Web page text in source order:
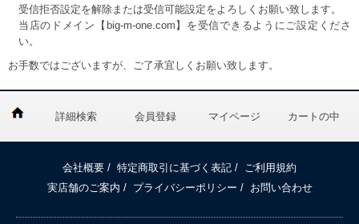
受信拒否設定を解除または受信可能設定をよろしくお願い致します。
当店のドメイン【big-m-one.com】を受信できるようにご設定くださ
い。
お手数ではございますが、ご了承宜しくお願い致します。
詳細検索 会員登録 マイページ カートの中
会社概要 / 特定商取引に基づく表記 /
ご利用規約
実店舗のご案内 / プライバシーポリシー / お問い合わせ